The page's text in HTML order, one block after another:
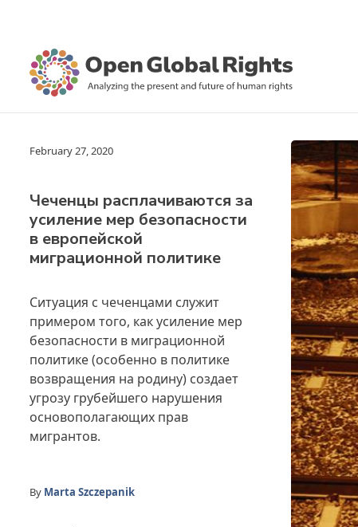
February 27, 2020
Чеченцы расплачиваются за
усиление мер безопасности
в европейской
миграционной политике
Ситуация с чеченцами служит
примером того, как усиление мер
безопасности в миграционной
политике (особенно в политике
возвращения на родину) создает
угрозу грубейшего нарушения
основополагающих прав
мигрантов.
By Marta Szczepanik